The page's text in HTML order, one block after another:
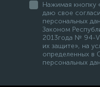
Нажимая кнопку
даю свое
персональных
Законом
2013года № 94-
их защите», на
определенных в
персональных